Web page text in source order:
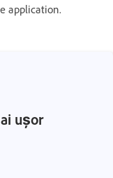
application.
ușor